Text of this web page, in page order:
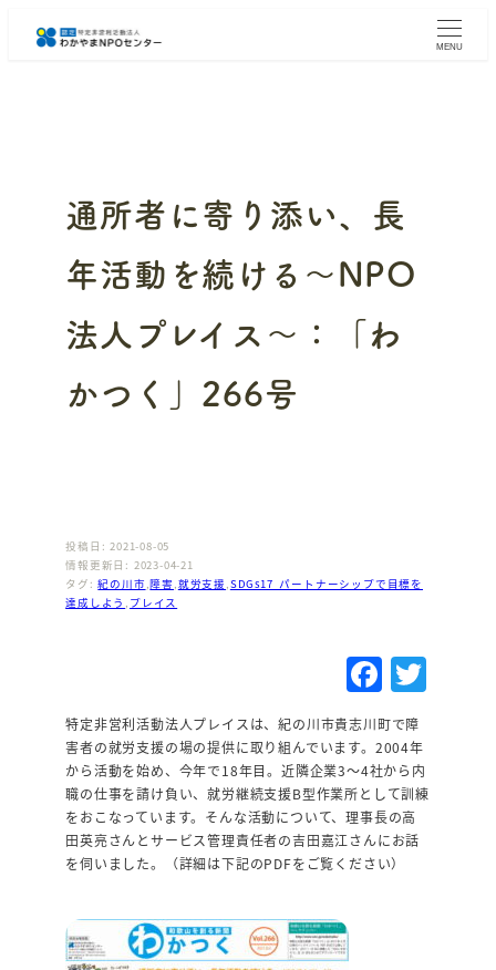
MENU
通所者に寄り添い、長
年活動を続ける～NPO
法人プレイス～：「わ
かつく」266号
投稿日: 2021-08-05
情報更新日: 2023-04-21
タグ:紀の川市 ,障害 就労支援 SDGs17_パートナーシップで目標を
達成しよう プレイス
F
a
c
e
b
o
o
T
te
r
特定非営利活動法人プレイスは、紀の川市貴志川町で障
害者の就労支援の場の提供に取り組んでいます。2004年
から活動を始め、今年で18年目。近隣企業3～4社から内
職の仕事を請け負い、就労継続支援B型作業所として訓練
をおこなっています。そんな活動について、理事長の高
田英亮さんとサービス管理責任者の吉田嘉江さんにお話
を伺いました。（詳細は下記のPDFをご覧ください）